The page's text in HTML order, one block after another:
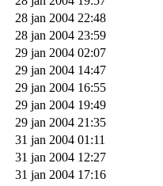
28 jan 2004 22:48
28 jan 2004 23:59
29 jan 2004 02:07
29 jan 2004 14:47
29 jan 2004 16:55
29 jan 2004 19:49
29 jan 2004 21:35
31 jan 2004 01:11
31 jan 2004 12:27
31 jan 2004 17:16